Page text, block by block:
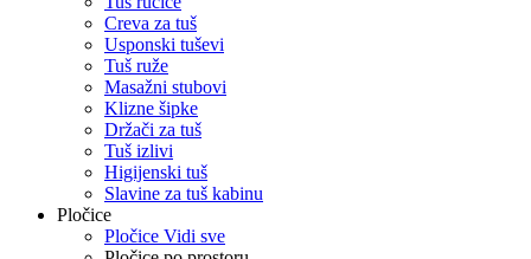
Creva za tuš
Usponski tuševi
Tuš ruže
Masažni stubovi
Klizne šipke
Držači za tuš
Tuš izlivi
Higijenski tuš
Slavine za tuš kabinu
Pločice
Pločice Vidi sve